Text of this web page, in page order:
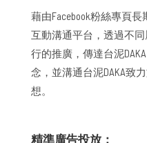
藉由Facebook粉絲專頁
互動溝通平台，透過不
行的推廣，傳達台泥
念，並溝通台泥DAKA致
想。
精準廣告投放：